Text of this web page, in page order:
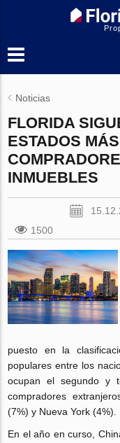
Noticias
FLORIDA
ESTADOS
INMUEBLES
1500
puesto en la
populares entre los
ocupan el segundo y
compradores
(7%) y Nueva York (4%).
En el año en curso,